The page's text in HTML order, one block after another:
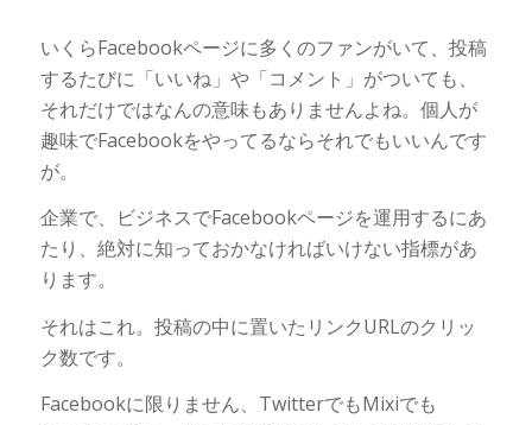
いくらFacebookページに多くのファンがいて、投稿
するたびに「いいね」や「コメント」がついても、
それだけではなんの意味もありませんよね。個人が
趣味でFacebookをやってるならそれでもいいんです
が。
企業で、ビジネスでFacebookページを運用するにあ
たり、絶対に知っておかなければいけない指標があ
ります。
それはこれ。投稿の中に置いたリンクURLのクリッ
ク数です。
Facebookに限りません、TwitterでもMixiでも